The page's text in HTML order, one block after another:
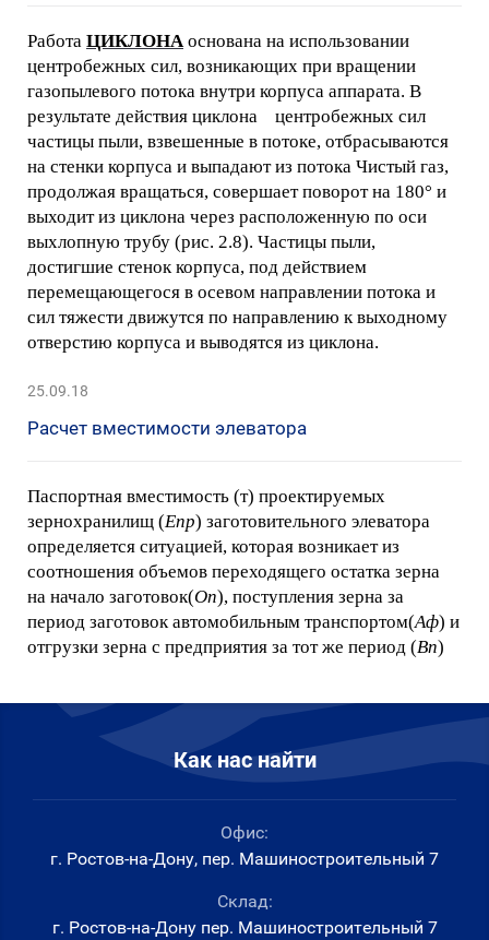
Работа ЦИКЛОНА основана на использовании
центробежных сил, возникающих при вращении
газопылевого потока внутри корпуса аппарата. В
результате действия циклона центробежных сил
частицы пыли, взвешенные в потоке, отбрасываются
на стенки корпуса и выпадают из потока Чистый газ,
продолжая вращаться, совершает поворот на 180° и
выходит из циклона через расположенную по оси
выхлопную трубу (рис. 2.8). Частицы пыли,
достигшие стенок корпуса, под действием
перемещающегося в осевом направлении потока и
сил тяжести движутся по направлению к выходному
отверстию корпуса и выводятся из циклона.
25.09.18
Расчет вместимости элеватора
Паспортная вместимость (т) проектируемых
зернохранилищ (Eпр) заготовительного элеватора
определяется ситуацией, которая возникает из
соотношения объемов переходящего остатка зерна
на начало заготовок(Оп), поступления зерна за
период заготовок автомобильным транспортом(Аф) и
отгрузки зерна с предприятия за тот же период (Вп)
Как нас найти
Офис:
г. Ростов-на-Дону, пер. Машиностроительный 7
Склад:
г. Ростов-на-Дону пер. Машиностроительный 7